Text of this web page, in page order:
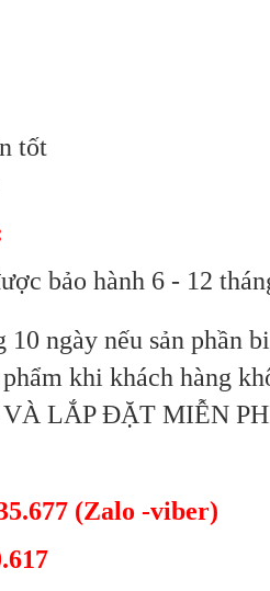
tốt
bảo hành 6 - 12
ngày nếu sản phần
khi khách hàng
LẮP ĐẶT MIỄN
(Zalo -viber)